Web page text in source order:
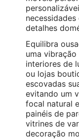
detalhes
Equilibra
uma
interiores de
ou lojas
escovadas
evitando um
focal natural
painéis de
vitrines de
decoração